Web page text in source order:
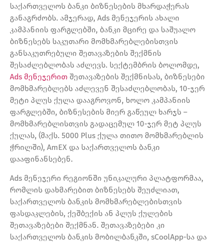
საქართველოს ბანკი ბიზნესების მხარდაჭერას
განაგრძობს. ამჯერად, Ads მენეჯერის ახალი
კამპანიის ფარგლებში, ბანკი მცირე და საშუალო
ბიზნესებს საკუთარი მომხმარებლებისთვის
განსაკუთრებული შეთავაზების შექმნის
შესაძლებლობას აძლევს. სექტემბრის ბოლომდე,
Ads მენეჯერით შეთავაზების შექმნისას, ბიზნესები
მომხმარებლებს აძლევენ შესაძლებლობას, 10-ჯერ
მეტი პლუს ქულა დააგროვონ, ხოლო კამპანიის
ფარგლებში, ბიზნესების მიერ გაწეულ ხარჯს –
მომხმარებლისთვის გადაცემულ 10-ჯერ მეტ პლუს
ქულას, (მაქს. 5000 Plus ქულა თითო მომხმარებლის
ჭრილში), AmEX და საქართველოს ბანკი
დააფინანსებენ.
Ads მენეჯერი რეგიონში უნიკალური პლატფორმაა,
რომლის დახმარებით ბიზნესებს შეუძლიათ,
საქართველოს ბანკის მომხმარებლებისთვის
ფასდაკლების, ქეშბექის ან პლუს ქულების
შეთავაზებები შექმნან. შეთავაზებები კი
საქართველოს ბანკის მობილბანკში, sCoolApp-სა და